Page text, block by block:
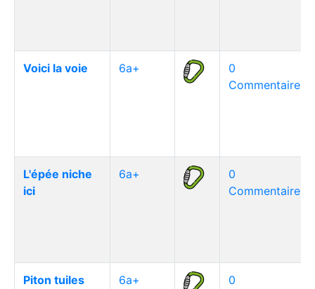
Voici la voie 6a+
0
Commentaire(s)
L'épée niche
ici
6a+
0
Commentaire(s)
Piton tuiles 6a+
0